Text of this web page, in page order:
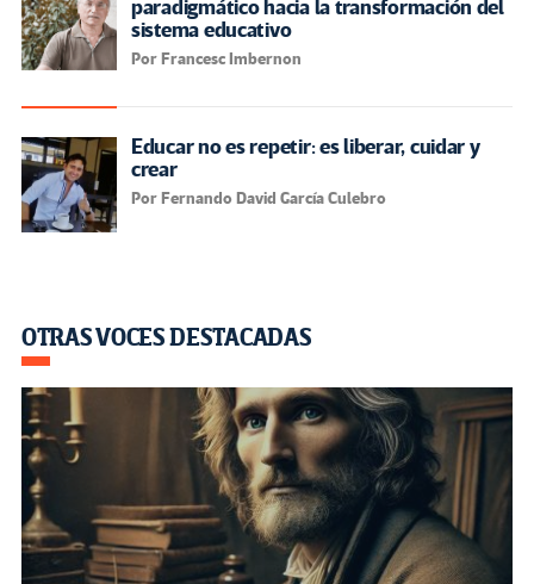
paradigmático hacia la transformación del
sistema educativo
Por Francesc Imbernon
Educar no es repetir: es liberar, cuidar y
crear
Por Fernando David García Culebro
OTRAS VOCES DESTACADAS